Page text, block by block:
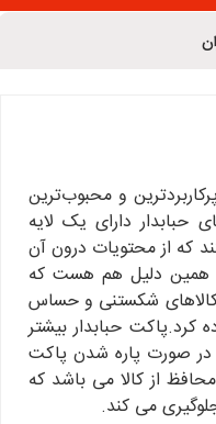
و محبوب‌ترین
حبابدار دارای یک لایه
که از محتویات درون آن
همین دلیل هم هست که
کالاهای شکستنی و حساس
کرد.پاکت حبابدار بیشتر
در صورت پاره شدن پاکت
از کالا می باشد که
می کند.